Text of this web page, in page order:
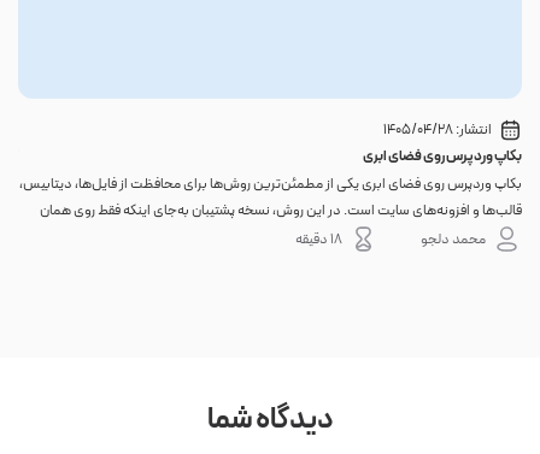
انتشار:1405/04/28
بکاپ وردپرس روی فضای ابری
بکاپ وردپرس روی فضای ابری یکی از مطمئن‌ترین روش‌ها برای محافظت از فایل‌ها، دیتابیس،
قالب‌ها و افزونه‌های سایت است. در این روش، نسخه پشتیبان به‌جای اینکه فقط روی همان
هاست اصلی باقی بماند، به یک فضای جداگانه منتقل می‌شود؛ بنابراین خرابی سرور، هک
محمد دلجو 18 دقیقه
دیدگاه شما